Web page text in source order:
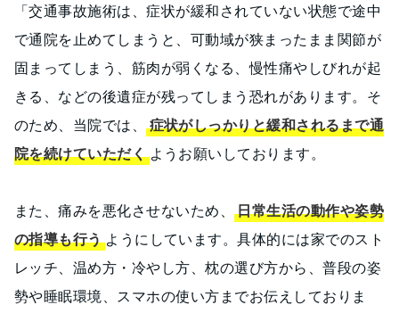
「交通事故施術は、症状が緩和されていない状態で途中
で通院を止めてしまうと、可動域が狭まったまま関節が
固まってしまう、筋肉が弱くなる、慢性痛やしびれが起
きる、などの後遺症が残ってしまう恐れがあります。そ
のため、当院では、症状がしっかりと緩和されるまで通
院を続けていただくようお願いしております。
また、痛みを悪化させないため、日常生活の動作や姿勢
の指導も行う ようにしています。具体的には家でのスト
レッチ、温め方・冷やし方、枕の選び方から、普段の姿
勢や睡眠環境、スマホの使い方までお伝えしておりま